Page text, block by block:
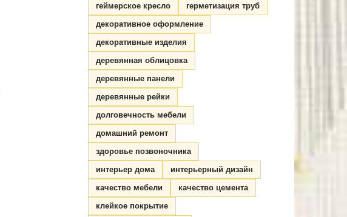
геймерское кресло
герметизация труб
декоративное оформление
декоративные изделия
деревянная облицовка
деревянные панели
деревянные рейки
долговечность мебели
домашний ремонт
здоровье позвоночника
интерьер дома
интерьерный дизайн
качество мебели
качество цемента
клейкое покрытие